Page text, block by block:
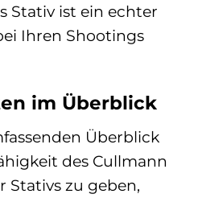
Stativ ist ein echter
Ihren Shootings
im Überblick
Überblick
des Cullmann
Stativs zu geben,